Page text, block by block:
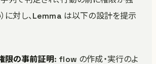
に対し、Lemma は以下の設計を提示
限の事前証明: flow の作成・実行のよ